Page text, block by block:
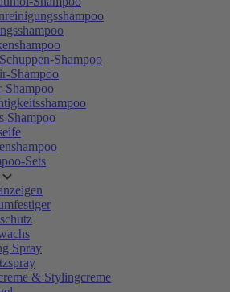
Shampoo
Shampoo
Shampoo
Shampoo
Sets
Spray
& Stylingcreme